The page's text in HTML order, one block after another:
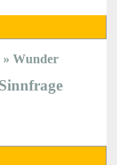
Wunder
Sinnfrage